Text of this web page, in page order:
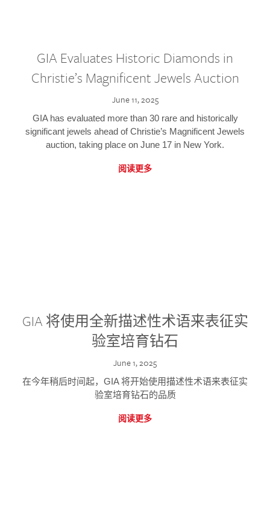
GIA Evaluates Historic Diamonds in
Christie’s Magnificent Jewels Auction
June 11, 2025
GIA has evaluated more than 30 rare and historically
significant jewels ahead of Christie’s Magnificent Jewels
auction, taking place on June 17 in New York.
阅读更多
GIA 将使用全新描述性术语来表征实
验室培育钻石
June 1, 2025
在今年稍后时间起，GIA 将开始使用描述性术语来表征实
验室培育钻石的品质
阅读更多